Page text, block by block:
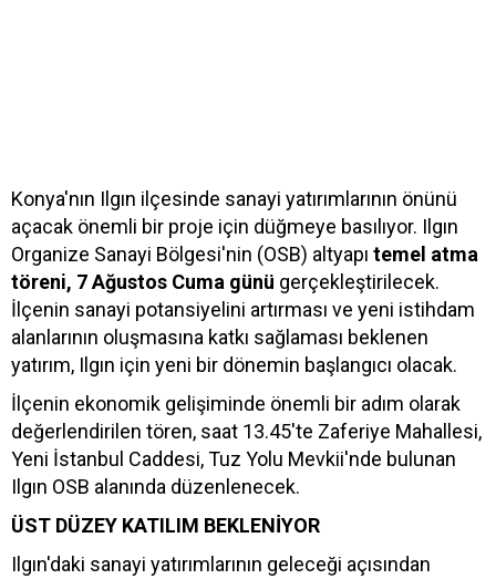
Konya'nın Ilgın ilçesinde sanayi yatırımlarının önünü
açacak önemli bir proje için düğmeye basılıyor. Ilgın
Organize Sanayi Bölgesi'nin (OSB) altyapı temel atma
töreni, 7 Ağustos Cuma günü gerçekleştirilecek.
İlçenin sanayi potansiyelini artırması ve yeni istihdam
alanlarının oluşmasına katkı sağlaması beklenen
yatırım, Ilgın için yeni bir dönemin başlangıcı olacak.
İlçenin ekonomik gelişiminde önemli bir adım olarak
değerlendirilen tören, saat 13.45'te Zaferiye Mahallesi,
Yeni İstanbul Caddesi, Tuz Yolu Mevkii'nde bulunan
Ilgın OSB alanında düzenlenecek.
ÜST DÜZEY KATILIM BEKLENİYOR
Ilgın'daki sanayi yatırımlarının geleceği açısından